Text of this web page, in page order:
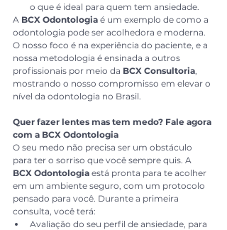
o que é ideal para quem tem ansiedade.
A BCX Odontologia é um exemplo de como a
odontologia pode ser acolhedora e moderna.
O nosso foco é na experiência do paciente, e a
nossa metodologia é ensinada a outros
profissionais por meio da BCX Consultoria,
mostrando o nosso compromisso em elevar o
nível da odontologia no Brasil.
Quer fazer lentes mas tem medo? Fale agora
com a BCX Odontologia
O seu medo não precisa ser um obstáculo
para ter o sorriso que você sempre quis. A
BCX Odontologia está pronta para te acolher
em um ambiente seguro, com um protocolo
pensado para você. Durante a primeira
consulta, você terá:
Avaliação do seu perfil de ansiedade, para